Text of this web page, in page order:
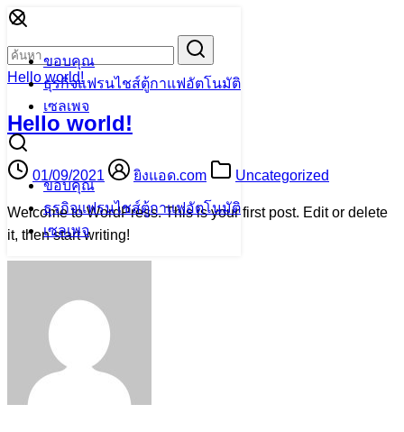
Skip
contentขอบคุณ
ธุรกิจแฟรนไชส์ตู้กาแฟอัตโนมัติ
เซลเพจ
ขอบคุณ
ธุรกิจแฟรนไชส์ตู้กาแฟอัตโนมัติ
เซลเพจ
Search
for:
Hello world!
Hello world!
01/09/2021 ยิงแอด.com Uncategorized
Welcome to WordPress. This is your first post. Edit or delete
it, then start writing!